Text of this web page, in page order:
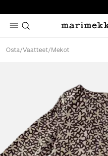
Osta/Vaatteet/ Mekot